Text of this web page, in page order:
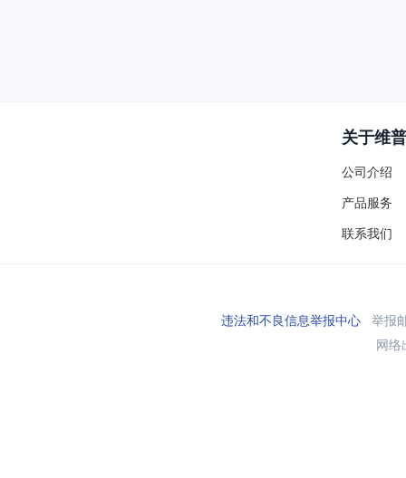
关于维普
公司介绍
产品服务
联系我们
违法和不良信息举报中心举报
网